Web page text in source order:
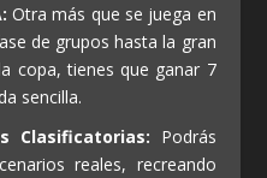
Otra más que se juega en
de grupos hasta la gran
copa, tienes que ganar 7
sencilla.
Clasificatorias: Podrás
reales, recreando